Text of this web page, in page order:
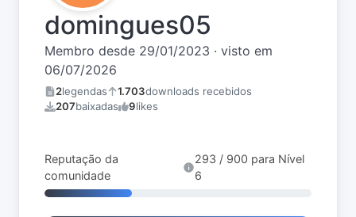
domingues05
Membro desde 29/01/2023 · visto em
06/07/2026
2legendas 1.703downloads recebidos
207baixadas 9likes
Reputação da
comunidade
293 / 900 para Nível
6